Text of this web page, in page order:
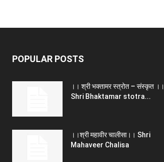
POPULAR POSTS
।। श्री भक्तामर स्त्रोत – संस्कृत ।।
Shri Bhaktamar stotra...
।।श्री महावीर चालीसा।। Shri
Mahaveer Chalisa